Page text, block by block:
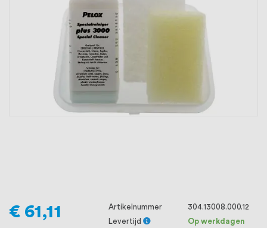
ons voorop, want we geloven dat een
goede relatie met onze klanten het
verschil maakt.
€ 61,11 Artikelnummer
304.13008.000.12
Levertijd
Op werkdagen